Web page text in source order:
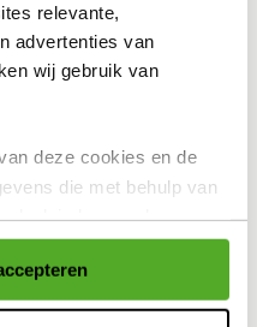
relevante,
advertenties van
wij gebruik van
deze cookies en de
die met behulp van
doeleinden worden
verwijzen wij naar onze
verzending vanaf 25,-